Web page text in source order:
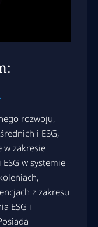
rozwoju,
i ESG,
w zakresie
w systemie
z zakresu
ESG i